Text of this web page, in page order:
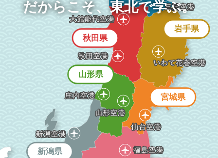
だからこそ、東北で学ぶ。
岩手県
宮城県
秋田県
山形県
新潟県